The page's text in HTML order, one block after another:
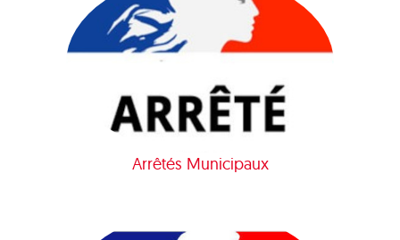
Arrêtés Municipaux